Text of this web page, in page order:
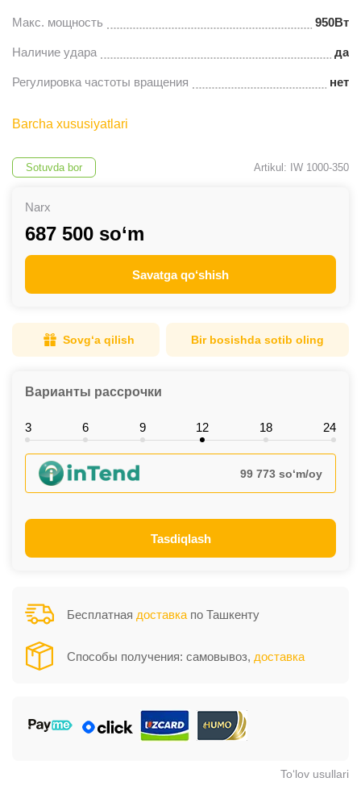
Макс. мощность 950Вт
Наличие удара да
Регулировка частоты вращения нет
Barcha xususiyatlari
Sotuvda bor Artikul: IW 1000-350
Narx
687 500 so‘m
Savatga qo‘shish
Sovg‘a qilish Bir bosishda sotib oling
Варианты рассрочки
3 6 9 12 18 24
99 773 so‘m/oy
Tasdiqlash
Бесплатная доставка по Ташкенту
Способы получения: самовывоз, доставка
To‘lov usullari